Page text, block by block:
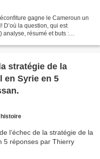
gagne le Cameroun un
D’où la question, qui est
analyse, résumé et buts :
stratégie de la
en Syrie en 5